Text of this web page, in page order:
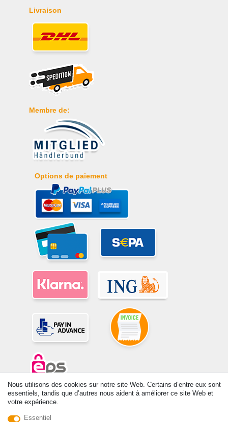
Livraison
Membre de:
Options de paiement
© Copyright 2026 | Tous droits réservés. -Tous droits réservés – Les
prix indiqués par le Vendeur au moment de la commande sont libellés
Nous utilisons des cookies sur notre site Web. Certains d’entre eux sont
essentiels, tandis que d’autres nous aident à améliorer ce site Web et
votre expérience.
Essentiel